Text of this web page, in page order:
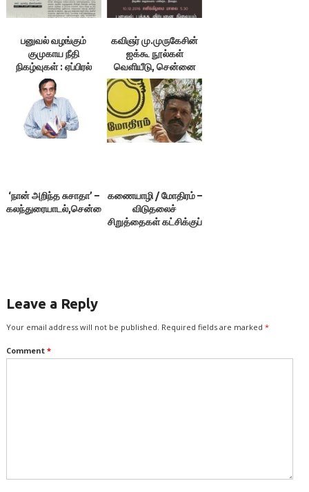
பனுவல் வழங்கும்
குமுகாய நீதி
நிகழ்வுகள் : ஏப்பிரல்
முழுவதும் சனி,
ஞாயிறுகளில்
கவிஞர் மு.முருகேசின்
ஐக்கூ நூல்கள்
வெளியீடு, சென்னை
‘நான் அறிந்த சுசாதா’ –
கலந்துரையாடல்,சென்னை
கணையாழி / மோதிரம் –
விடுதலைச்
சிறுத்தைகள் கட்சிக்குப்
Leave a Reply
Your email address will not be published. Required fields are marked *
Comment *